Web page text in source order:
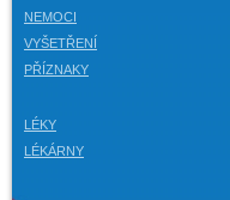
NEMOCI
VYŠETŘENÍ
PŘÍZNAKY
LÉKY
LÉKÁRNY